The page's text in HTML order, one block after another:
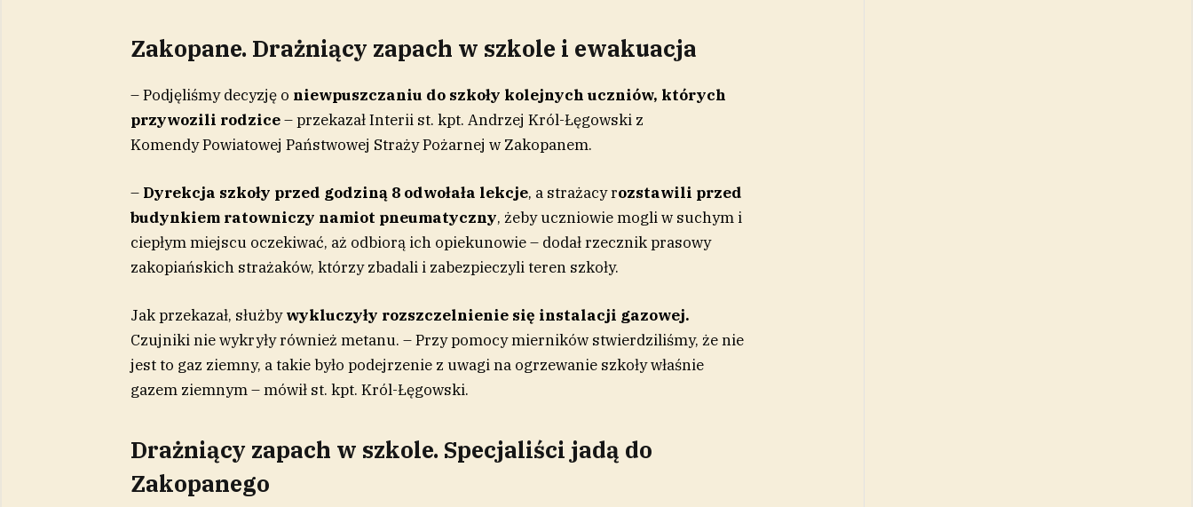
Zakopane. Drażniący zapach w szkole i ewakuacja
– Podjęliśmy decyzję o niewpuszczaniu do szkoły kolejnych uczniów, których
przywozili rodzice– przekazał Interii st. kpt. Andrzej Król-Łęgowski z
Komendy Powiatowej Państwowej Straży Pożarnej w Zakopanem.
– Dyrekcja szkoły przed godziną 8 odwołała lekcje, a strażacy rozstawili przed
budynkiem ratowniczy namiot pneumatyczny, żeby uczniowie mogli w suchym i
ciepłym miejscu oczekiwać, aż odbiorą ich opiekunowie – dodał rzecznik prasowy
zakopiańskich strażaków, którzy zbadali i zabezpieczyli teren szkoły.
Jak przekazał, służbywykluczyły rozszczelnienie się instalacji gazowej.
Czujniki nie wykryły również metanu. – Przy pomocy mierników stwierdziliśmy, że nie
jest to gaz ziemny, a takie było podejrzenie z uwagi na ogrzewanie szkoły właśnie
gazem ziemnym – mówił st. kpt. Król-Łęgowski.
Drażniący zapach w szkole. Specjaliści jadą do
Zakopanego